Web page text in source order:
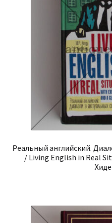
Реальный английский.
/ Living English in Real